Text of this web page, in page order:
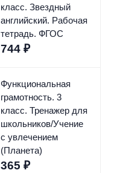
класс. Звездный
английский. Рабочая
тетрадь. ФГОС
744 ₽
Функциональная
грамотность. 3
класс. Тренажер для
школьников/Учение
с увлечением
(Планета)
365 ₽